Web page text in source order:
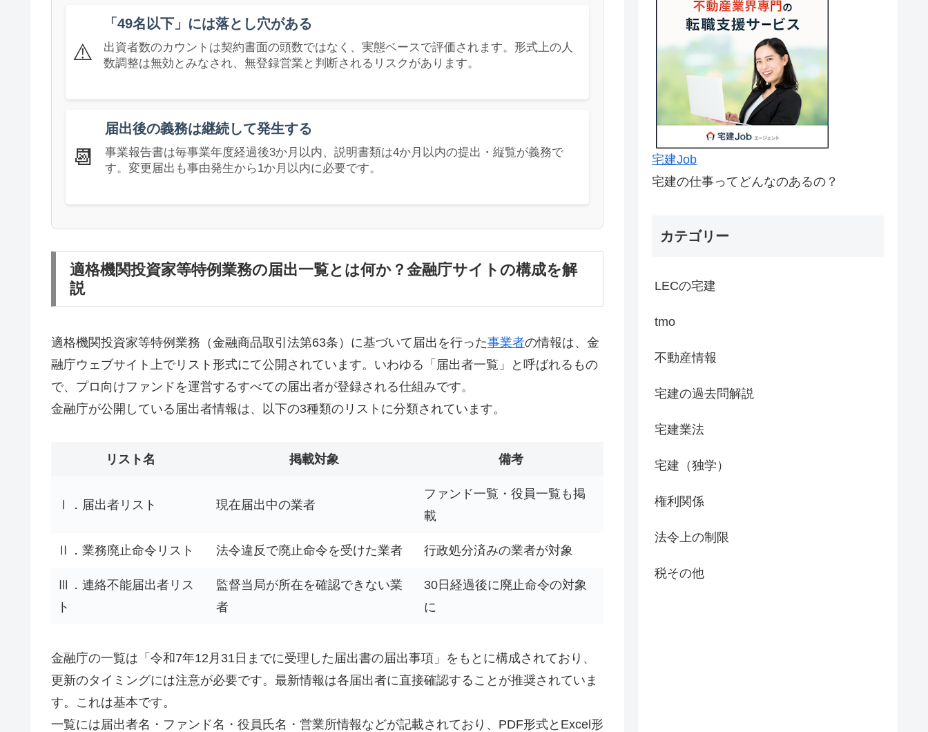
⚠️
「49名以下」には落とし穴がある
出資者数のカウントは契約書面の頭数ではなく、実態ベースで評価されます。形式上の人
数調整は無効とみなされ、無登録営業と判断されるリスクがあります。
📆
届出後の義務は継続して発生する
事業報告書は毎事業年度経過後3か月以内、説明書類は4か月以内の提出・縦覧が義務で
す。変更届出も事由発生から1か月以内に必要です。
適格機関投資家等特例業務の届出一覧とは何か？金融庁サイトの構成を解
説
適格機関投資家等特例業務（金融商品取引法第63条）に基づいて届出を行った事業者の情報は、金
融庁ウェブサイト上でリスト形式にて公開されています。いわゆる「届出者一覧」と呼ばれるもの
で、プロ向けファンドを運営するすべての届出者が登録される仕組みです。
金融庁が公開している届出者情報は、以下の3種類のリストに分類されています。
リスト名 掲載対象 備考
Ⅰ．届出者リスト 現在届出中の業者
ファンド一覧・役員一覧も掲
載
Ⅱ．業務廃止命令リスト 法令違反で廃止命令を受けた業者 行政処分済みの業者が対象
Ⅲ．連絡不能届出者リス
ト
監督当局が所在を確認できない業
者
30日経過後に廃止命令の対象
に
金融庁の一覧は「令和7年12月31日までに受理した届出書の届出事項」をもとに構成されており、
更新のタイミングには注意が必要です。最新情報は各届出者に直接確認することが推奨されていま
す。これは基本です。
一覧には届出者名・ファンド名・役員氏名・営業所情報などが記載されており、PDF形式とExcel形
宅建Job
宅建の仕事ってどんなのあるの？
カテゴリー
LECの宅建
tmo
不動産情報
宅建の過去問解説
宅建業法
宅建（独学）
権利関係
法令上の制限
税その他